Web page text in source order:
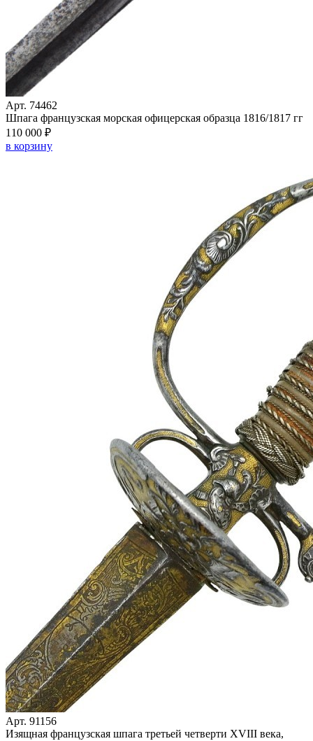
Арт. 74462
Шпага французская морская офицерская образца 1816/1817 гг
110 000 ₽
в корзину
Арт. 91156
Изящная французская шпага третьей четверти XVIII века,